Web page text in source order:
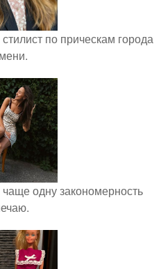
по прическам города
одну закономерность